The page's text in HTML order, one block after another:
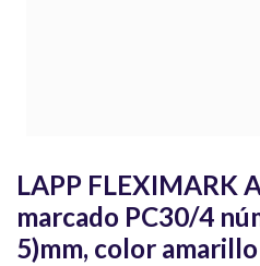
LAPP FLEXIMARK
marcado PC30/4
5)mm, color